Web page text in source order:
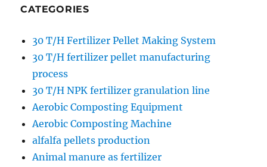
CATEGORIES
30 T/H Fertilizer Pellet Making System
30 T/H fertilizer pellet manufacturing
process
30 T/H NPK fertilizer granulation line
Aerobic Composting Equipment
Aerobic Composting Machine
alfalfa pellets production
Animal manure as fertilizer